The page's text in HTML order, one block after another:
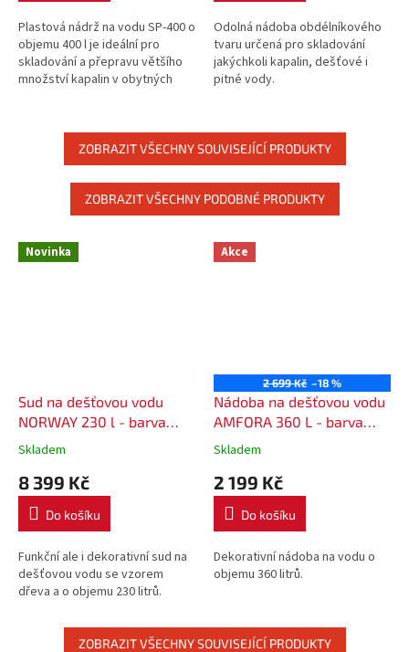
Plastová nádrž na vodu SP-400 o
objemu 400 l je ideální pro
skladování a přepravu většího
množství kapalin v obytných
konstrukci,...
Odolná nádoba obdélníkového
tvaru určená pro skladování
jakýchkoli kapalin, dešťové i
pitné vody.
ZOBRAZIT VŠECHNY SOUVISEJÍCÍ PRODUKTY
ZOBRAZIT VŠECHNY PODOBNÉ PRODUKTY
Novinka
Sud na dešťovou vodu
NORWAY 230 l - barva
hnědá
Skladem
8 399 Kč
Do košíku
Funkční ale i dekorativní sud na
dešťovou vodu se vzorem
dřeva a o objemu 230 litrů.
Akce
2 699 Kč –18 %
Nádoba na dešťovou vodu
AMFORA 360 L - barva
antracitová
Skladem
2 199 Kč
Do košíku
Dekorativní nádoba na vodu o
objemu 360 litrů.
ZOBRAZIT VŠECHNY SOUVISEJÍCÍ PRODUKTY